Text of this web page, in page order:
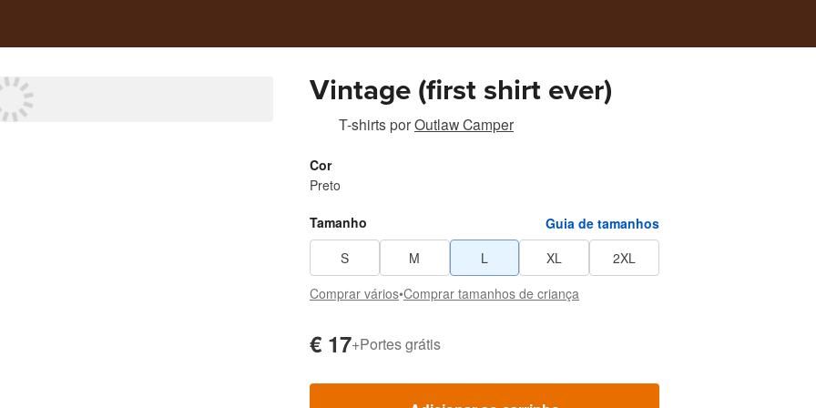
Vintage (first shirt ever)
T-shirtsporOutlaw Camper
Cor
Preto
Tamanho
Guia de tamanhos
S
M L XL
2XL
Comprar vários•Comprar tamanhos de criança
€ 17+Portes grátis